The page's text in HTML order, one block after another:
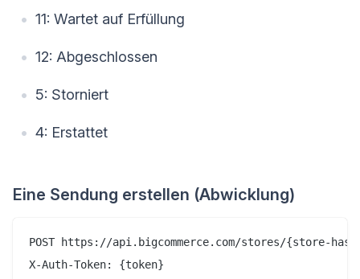
11: Wartet auf Erfüllung
12: Abgeschlossen
5: Storniert
4: Erstattet
Eine Sendung erstellen (Abwicklung)
POST https://api.bigcommerce.com/stores/{store-
X-Auth-Token: {token}